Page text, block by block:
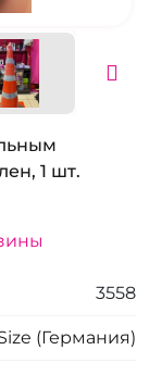
1 шт.
3558
(Германия)